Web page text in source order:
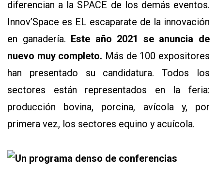
diferencian a la SPACE de los demás eventos.
Innov’Space es EL escaparate de la innovación
en ganadería. Este año 2021 se anuncia de
nuevo muy completo. Más de 100 expositores
han presentado su candidatura. Todos los
sectores están representados en la feria:
producción bovina, porcina, avícola y, por
primera vez, los sectores equino y acuícola.